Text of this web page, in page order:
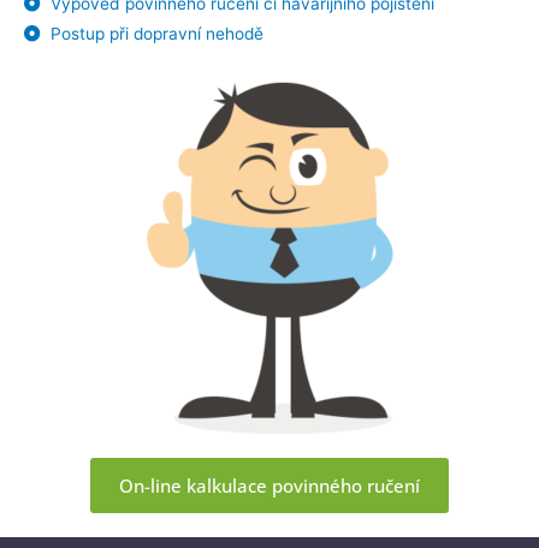
Výpověď povinného ručení či havarijního pojištění
Postup při dopravní nehodě
On-line kalkulace povinného ručení